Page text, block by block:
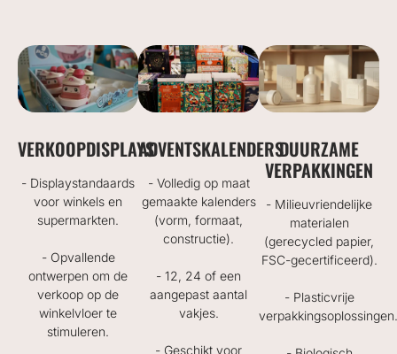
VERKOOPDISPLAYS
- Displaystandaards
voor winkels en
supermarkten.
- Opvallende
ontwerpen om de
verkoop op de
winkelvloer te
stimuleren.
ADVENTSKALENDERS
- Volledig op maat
gemaakte kalenders
(vorm, formaat,
constructie).
- 12, 24 of een
aangepast aantal
vakjes.
- Geschikt voor
DUURZAME
VERPAKKINGEN
- Milieuvriendelijke
materialen
(gerecycled papier,
FSC-gecertificeerd).
- Plasticvrije
verpakkingsoplossingen.